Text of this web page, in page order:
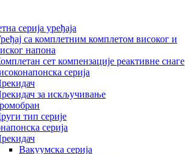
серија уређаја
са комплетним комплетом високог и
напона
сет компензације реактивне снаге
серија
за искључивање
тип серије
серија
Вакуумска серија